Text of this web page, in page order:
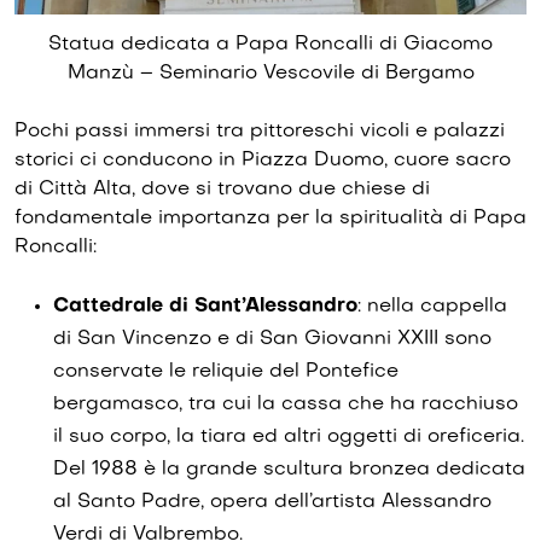
Statua dedicata a Papa Roncalli di Giacomo
Manzù – Seminario Vescovile di Bergamo
Pochi passi immersi tra pittoreschi vicoli e palazzi
storici ci conducono in Piazza Duomo, cuore sacro
di Città Alta, dove si trovano due chiese di
fondamentale importanza per la spiritualità di Papa
Roncalli:
Cattedrale di Sant’Alessandro: nella cappella
di San Vincenzo e di San Giovanni XXIII sono
conservate le reliquie del Pontefice
bergamasco, tra cui la cassa che ha racchiuso
il suo corpo, la tiara ed altri oggetti di oreficeria.
Del 1988 è la grande scultura bronzea dedicata
al Santo Padre, opera dell’artista Alessandro
Verdi di Valbrembo.